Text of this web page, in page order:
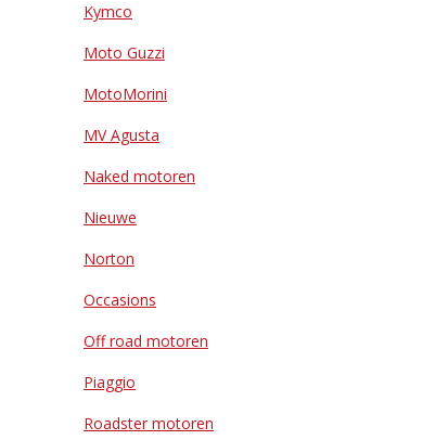
Kymco
Moto Guzzi
MotoMorini
MV Agusta
Naked motoren
Nieuwe
Norton
Occasions
Off road motoren
Piaggio
Roadster motoren